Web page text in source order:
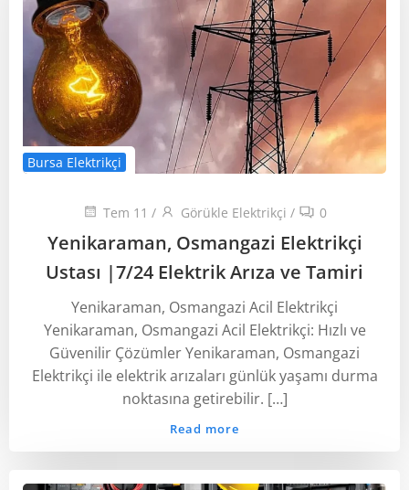
Bursa Elektrikçi
Tem 11 / Görükle Elektrikçi / 0
Yenikaraman, Osmangazi Elektrikçi
Ustası ‎|7/24 Elektrik Arıza ve Tamiri
Yenikaraman, Osmangazi Acil Elektrikçi
Yenikaraman, Osmangazi Acil Elektrikçi: Hızlı ve
Güvenilir Çözümler Yenikaraman, Osmangazi
Elektrikçi ile elektrik arızaları günlük yaşamı durma
noktasına getirebilir. […]
Read more